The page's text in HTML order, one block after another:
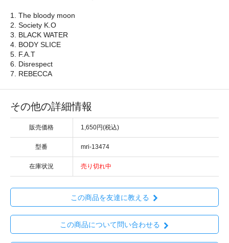
1. The bloody moon
2. Society K.O
3. BLACK WATER
4. BODY SLICE
5. F.A.T
6. Disrespect
7. REBECCA
その他の詳細情報
販売価格 1,650円(税込)
型番 mri-13474
在庫状況 売り切れ中
この商品を友達に教える
この商品について問い合わせる